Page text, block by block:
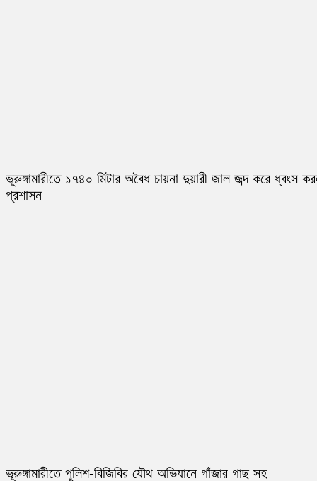
ভূরুঙ্গামারীতে ১৭৪০ মিটার অবৈধ চায়না দুয়ারী জাল জব্দ করে ধ্বংস
প্রশাসন
ভূরুঙ্গামারীতে পুলিশ-বিজিবির যৌথ অভিযানে গাঁজার গাছ সহ